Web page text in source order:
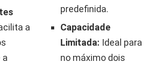
a
a
predefinida.
Capacidade
Limitada: Ideal para
no máximo dois